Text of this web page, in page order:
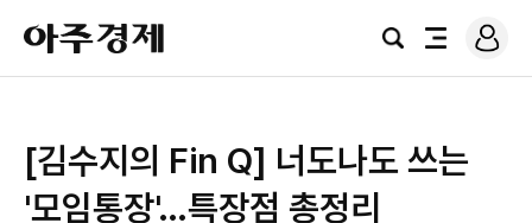
아
주
경
검
전
로
그
[김수지의 Fin Q] 너도나도 쓰는
'모임통장'…특장점 총정리